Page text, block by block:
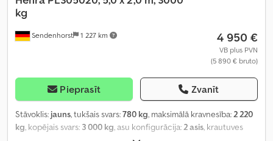
Sendenhorst 1 227 km
kg
4 950 €
VB plus PVN
(5 890 € bruto)
Pieprasīt Zvanīt
Stāvoklis: jauns, tukšais svars:780 kg, maksimālā kravnesība: 2 220
kg , kopējais svars: 3 000 kg , asu konfigurācija: 2 asis , krautuves